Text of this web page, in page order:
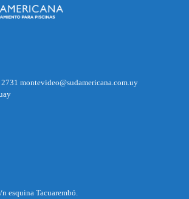
montevideo@sudamericana.com.uy
esquina Tacuarembó.